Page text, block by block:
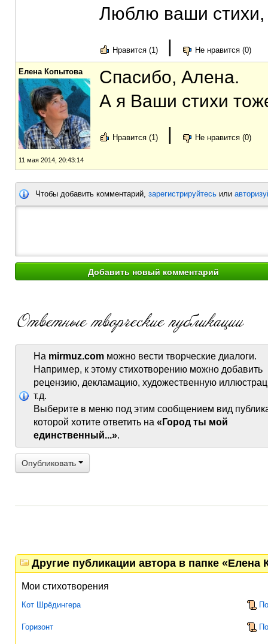
Люблю ваши
Нравится (1) | Не нравится (0)
Елена Копытова
11 мая 2014, 20:43:14
Спасибо, Алена.
А я Ваши стихи
Нравится (1) | Не нравится (0)
Чтобы добавить комментарий, зарегистрируйтесь или
На mirmuz.com можно вести творческие диалоги.
Например, к этому стихотворению можно добавить
рецензию, декламацию, художественную
т.д.
Выберите в меню под этим сообщением вид
которой хотите ответить на «Город ты мой
единственный...».
Опубликовать
Другие публикации автора в папке «Елена
Мои стихотворения
Кот Шрёдингера
Горизонт